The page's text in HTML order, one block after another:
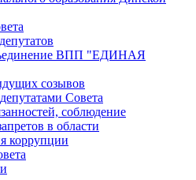
ВПП "ЕДИНАЯ
созывов
Совета
соблюдение
в области
коррупции